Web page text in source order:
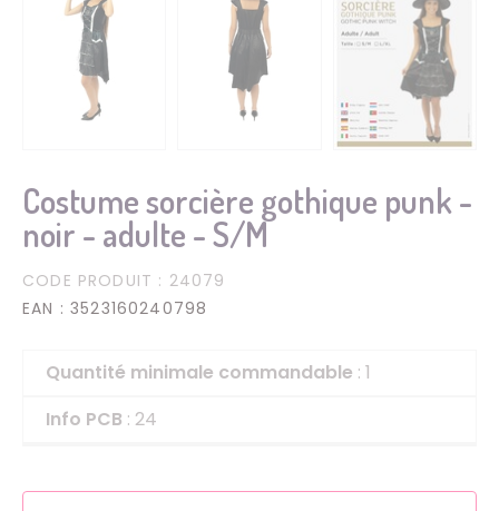
Costume sorcière gothique punk -
noir - adulte - S/M
CODE PRODUIT : 24079
EAN : 3523160240798
Quantité minimale commandable : 1
Info PCB : 24